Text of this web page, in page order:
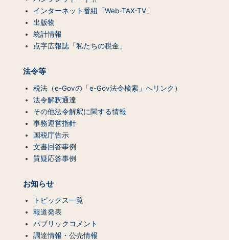
インターネット番組「Web-TAX-TV」
出版物
統計情報
点字広報誌「私たちの税金」
法令等
税法（e-Govの「e-Gov法令検索」へリンク）
法令解釈通達
その他法令解釈に関する情報
事務運営指針
国税庁告示
文書回答事例
質疑応答事例
お知らせ
トピックス一覧
報道発表
パブリックコメント
調達情報・公売情報